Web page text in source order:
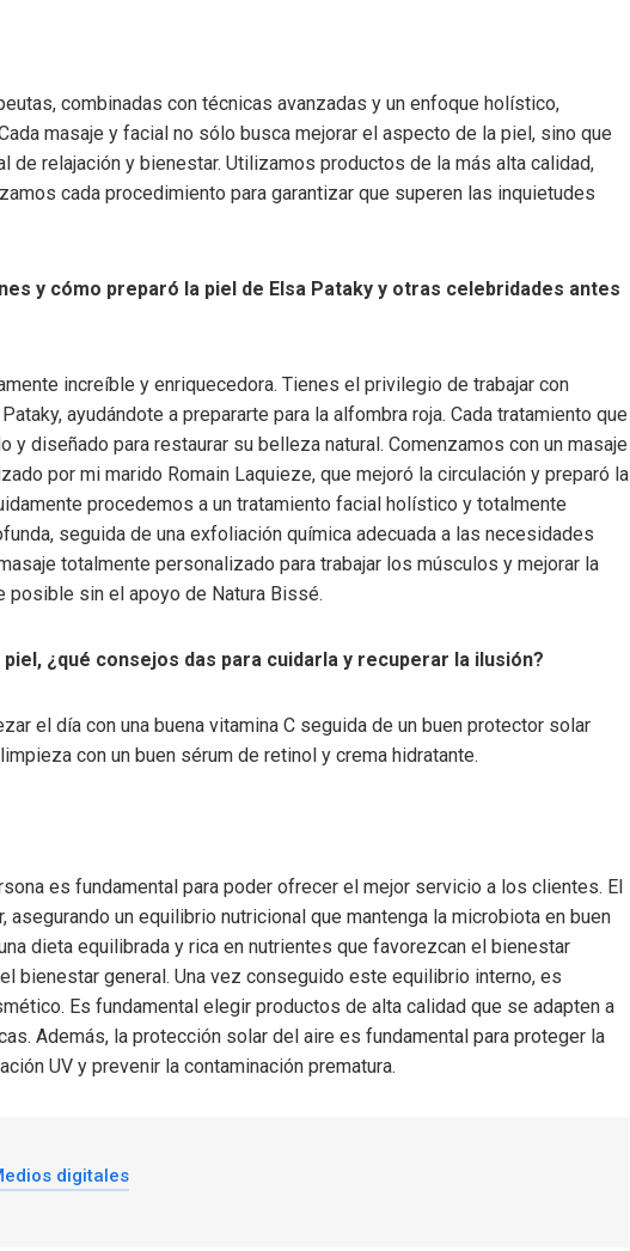
combinadas con técnicas avanzadas y un enfoque holístico,
masaje y facial no sólo busca mejorar el aspecto de la piel, sino que
de relajación y bienestar. Utilizamos productos de la más alta calidad,
cada procedimiento para garantizar que superen las inquietudes
y cómo preparó la piel de Elsa Pataky y otras celebridades antes
increíble y enriquecedora. Tienes el privilegio de trabajar con
ayudándote a prepararte para la alfombra roja. Cada tratamiento que
diseñado para restaurar su belleza natural. Comenzamos con un masaje
por mi marido Romain Laquieze, que mejoró la circulación y preparó la
procedemos a un tratamiento facial holístico y totalmente
seguida de una exfoliación química adecuada a las necesidades
totalmente personalizado para trabajar los músculos y mejorar la
sin el apoyo de Natura Bissé.
¿qué consejos das para cuidarla y recuperar la ilusión?
el día con una buena vitamina C seguida de un buen protector solar
con un buen sérum de retinol y crema hidratante.
es fundamental para poder ofrecer el mejor servicio a los clientes. El
un equilibrio nutricional que mantenga la microbiota en buen
dieta equilibrada y rica en nutrientes que favorezcan el bienestar
bienestar general. Una vez conseguido este equilibrio interno, es
Es fundamental elegir productos de alta calidad que se adapten a
Además, la protección solar del aire es fundamental para proteger la
UV y prevenir la contaminación prematura.
digitales